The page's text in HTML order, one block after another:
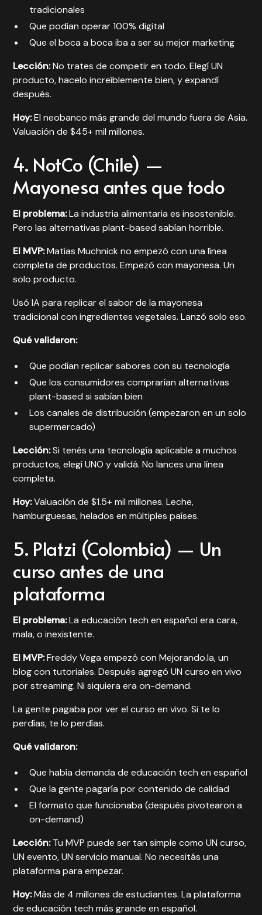
tradicionales
Que podían operar 100% digital
Que el boca a boca iba a ser su mejor marketing
Lección:No trates de competir en todo. Elegí UN
producto, hacelo increíblemente bien, y expandí
después.
Hoy:El neobanco más grande del mundo fuera de Asia.
Valuación de $45+ mil millones.
4. NotCo (Chile) —
Mayonesa antes que todo
El problema:La industria alimentaria es insostenible.
Pero las alternativas plant-based sabían horrible.
El MVP:Matías Muchnick no empezó con una línea
completa de productos. Empezó con mayonesa. Un
solo producto.
Usó IA para replicar el sabor de la mayonesa
tradicional con ingredientes vegetales. Lanzó solo eso.
Qué validaron:
Que podían replicar sabores con su tecnología
Que los consumidores comprarían alternativas
plant-based si sabían bien
Los canales de distribución (empezaron en un solo
supermercado)
Lección:Si tenés una tecnología aplicable a muchos
productos, elegí UNO y validá. No lances una línea
completa.
Hoy:Valuación de $1.5+ mil millones. Leche,
hamburguesas, helados en múltiples países.
5. Platzi (Colombia) — Un
curso antes de una
plataforma
El problema:La educación tech en español era cara,
mala, o inexistente.
El MVP:Freddy Vega empezó con Mejorando.la, un
blog con tutoriales. Después agregó UN curso en vivo
por streaming. Ni siquiera era on-demand.
La gente pagaba por ver el curso en vivo. Si te lo
perdías, te lo perdías.
Qué validaron:
Que había demanda de educación tech en español
Que la gente pagaría por contenido de calidad
El formato que funcionaba (después pivotearon a
on-demand)
Lección:Tu MVP puede ser tan simple como UN curso,
UN evento, UN servicio manual. No necesitás una
plataforma para empezar.
Hoy:Más de 4 millones de estudiantes. La plataforma
de educación tech más grande en español.